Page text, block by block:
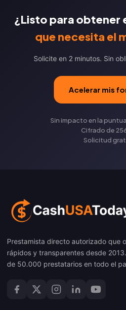
¿Listo para obtener
que necesita el
Solicite en 2 minutos. Sin
Acelerar mis
Sin impacto en la
Cifrado de
Solicitud
Prestamista directo autorizado que
rápidos y transparentes desde
de 50.000 prestatarios en todo el